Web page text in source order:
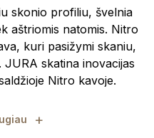
skonio profiliu, švelnia
aštriomis natomis. Nitro
kuri pasižymi skaniu,
skatina inovacijas
Nitro kavoje.
+